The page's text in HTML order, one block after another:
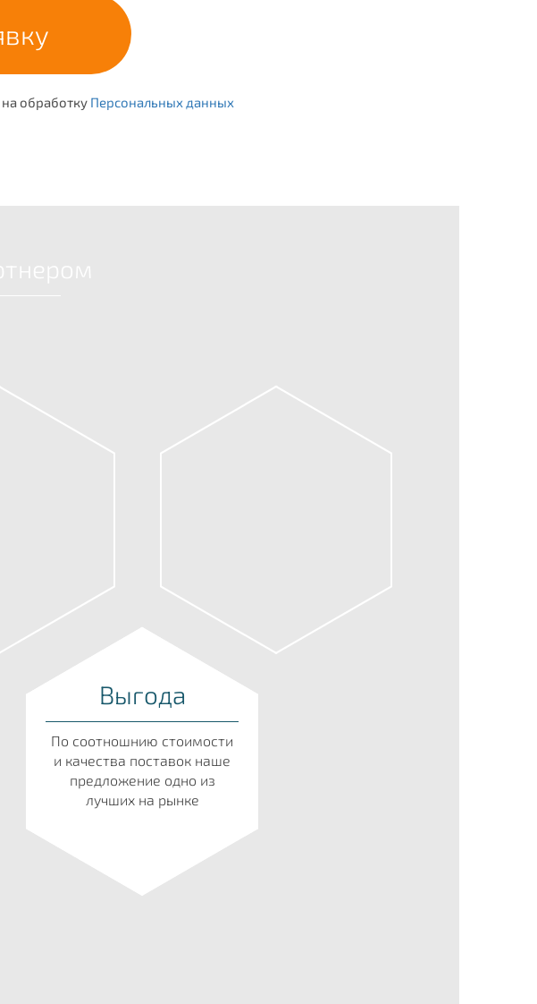
на обработку Персональных данных
Выгода
По соотношнию стоимости
и качества поставок наше
предложение одно из
лучших на рынке